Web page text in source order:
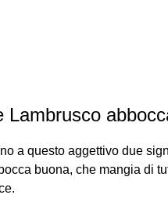
Lambrusco
a questo aggettivo due
buona, che mangia di